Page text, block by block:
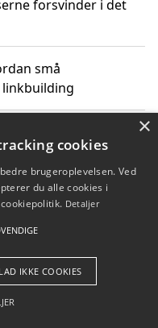
forsvinder i det
små
ekspert og vælg den
din løsning
Aps
×
cookies
brugeroplevelsen. Ved
du alle cookies i
Detaljer
IKKE COOKIES